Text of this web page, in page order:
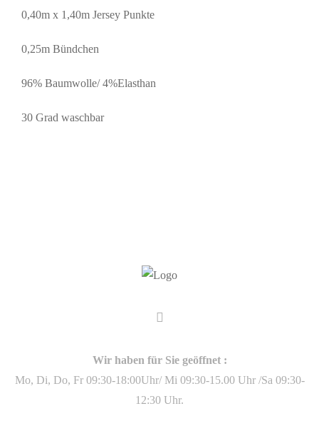
0,40m x 1,40m Jersey Punkte
0,25m Bündchen
96% Baumwolle/ 4%Elasthan
30 Grad waschbar
Wir haben für Sie geöffnet :
Mo, Di, Do, Fr 09:30-18:00Uhr/ Mi 09:30-15.00 Uhr /Sa 09:30-
12:30 Uhr.